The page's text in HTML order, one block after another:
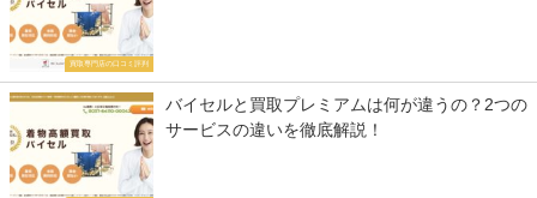
買取専門店の口コミ評判
バイセルと買取プレミアムは何が違うの？2つの
サービスの違いを徹底解説！